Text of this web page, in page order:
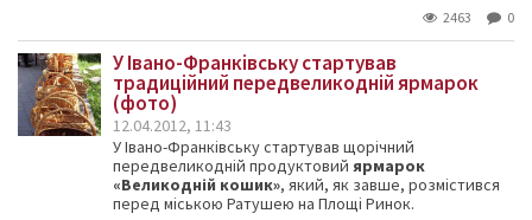
2463 0
У Івано-Франківську стартував
традиційний передвеликодній ярмарок
(фото)
12.04.2012, 11:43
У Івано-Франківську стартував щорічний
передвеликодній продуктовий ярмарок
«Великодній кошик», який, як завше, розмістився
перед міською Ратушею на Площі Ринок.